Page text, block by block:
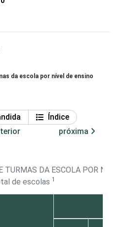
da escola por nível de ensino
Índice
próxima
TURMAS DA ESCOLA POR NÍVEL
de escolas 1